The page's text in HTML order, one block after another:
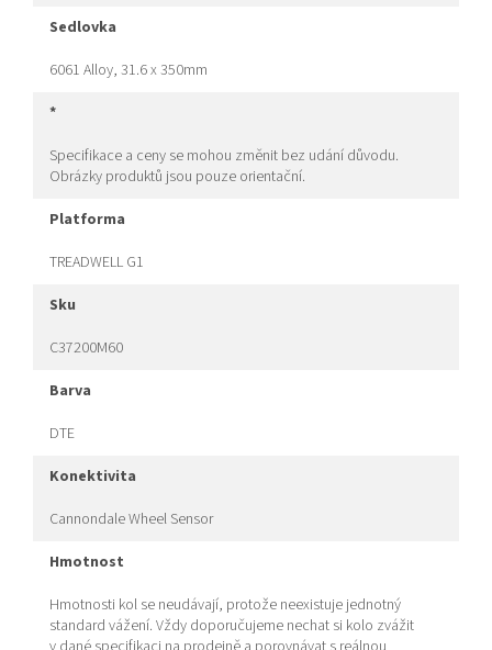
sedlovka
6061 Alloy, 31.6 x 350mm
*
Specifikace a ceny se mohou změnit bez udání důvodu.
Obrázky produktů jsou pouze orientační.
platforma
TREADWELL G1
sku
C37200M60
barva
DTE
konektivita
Cannondale Wheel Sensor
hmotnost
Hmotnosti kol se neudávají, protože neexistuje jednotný
standard vážení. Vždy doporučujeme nechat si kolo zvážit